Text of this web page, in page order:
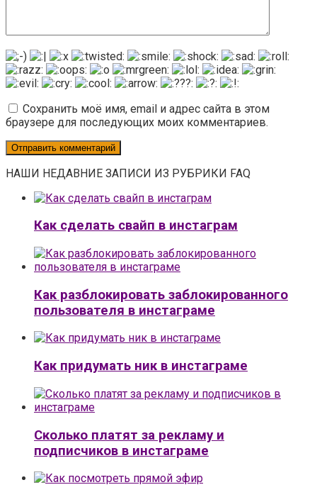
Сохранить моё имя, email и адрес сайта в этом
браузере для последующих моих комментариев.
НАШИ НЕДАВНИЕ ЗАПИСИ ИЗ РУБРИКИ FAQ
Как сделать свайп в инстаграм
Как разблокировать заблокированного
пользователя в инстаграме
Как придумать ник в инстаграме
Сколько платят за рекламу и
подписчиков в инстаграме